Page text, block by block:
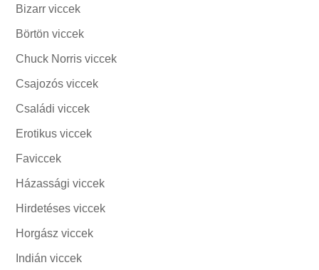
Bizarr viccek
Börtön viccek
Chuck Norris viccek
Csajozós viccek
Családi viccek
Erotikus viccek
Faviccek
Házassági viccek
Hirdetéses viccek
Horgász viccek
Indián viccek